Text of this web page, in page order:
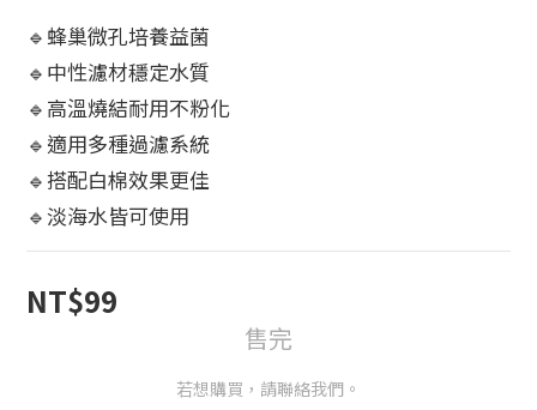
🔹蜂巢微孔培養益菌
🔹中性濾材穩定水質
🔹高溫燒結耐用不粉化
🔹適用多種過濾系統
🔹搭配白棉效果更佳
🔹淡海水皆可使用
NT$99
售完
若想購買，請聯絡我們。